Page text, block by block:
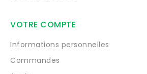
VOTRE COMPTE
Informations personnelles
Commandes